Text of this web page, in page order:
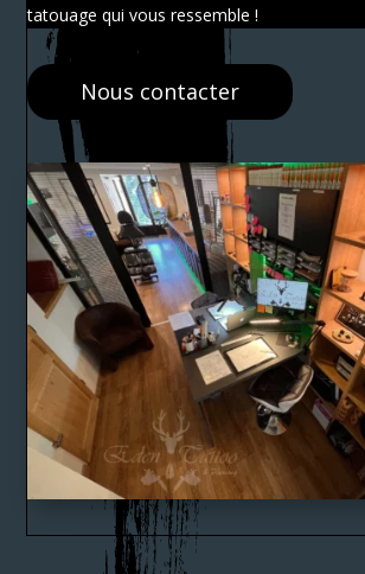
tatouage qui vous ressemble !
Nous contacter